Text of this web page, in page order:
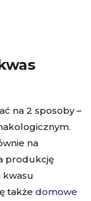
na 2 sposoby –
na
produkcję
kwasu
także domowe